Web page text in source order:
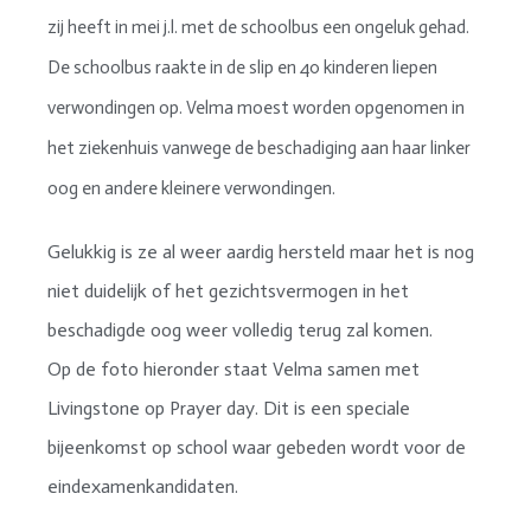
zij heeft in mei j.l. met de schoolbus een ongeluk gehad.
De schoolbus raakte in de slip en 40 kinderen liepen
verwondingen op. Velma moest worden opgenomen in
het ziekenhuis vanwege de beschadiging aan haar linker
oog en andere kleinere verwondingen.
Gelukkig is ze al weer aardig hersteld maar het is nog
niet duidelijk of het gezichtsvermogen in het
beschadigde oog weer volledig terug zal komen.
Op de foto hieronder staat Velma samen met
Livingstone op Prayer day. Dit is een speciale
bijeenkomst op school waar gebeden wordt voor de
eindexamenkandidaten.